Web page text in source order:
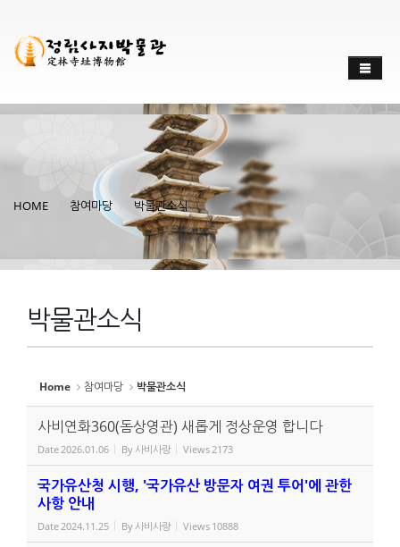
HOME 참여마당 박물관소식
박물관소식
Home 참여마당 박물관소식
사비연화360(돔상영관) 새롭게 정상운영 합니다
Date2026.01.06 By사비사랑 Views2173
국가유산청 시행, '국가유산 방문자 여권 투어'에 관한
사항 안내
Date2024.11.25 By사비사랑 Views 10888
스케치북5
스케치북5